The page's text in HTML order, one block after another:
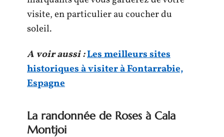
visite, en particulier au coucher du
soleil.
A voir aussi :Les meilleurs sites
historiques à visiter à Fontarrabie,
Espagne
La randonnée de Roses à Cala
Montjoi